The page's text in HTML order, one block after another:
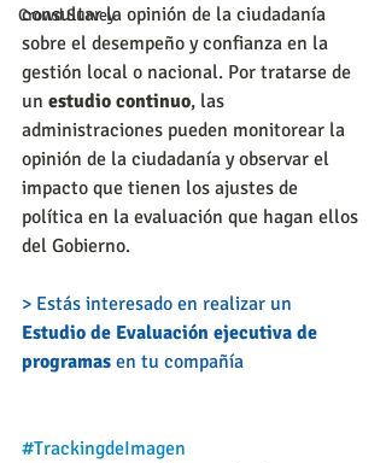
Crowd Survey
consultar la opinión de la ciudadanía
sobre el desempeño y confianza en la
gestión local o nacional. Por tratarse de
un estudio continuo, las
administraciones pueden monitorear la
opinión de la ciudadanía y observar el
impacto que tienen los ajustes de
política en la evaluación que hagan ellos
del Gobierno.
> Estás interesado en realizar un
Estudio de Evaluación ejecutiva de
programas en tu compañía
#TrackingdeImagen